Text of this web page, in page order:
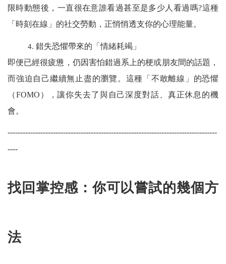
限時動態後，一直很在意誰看過甚至是多少人看過嗎?這種
「時刻在線」的社交勞動，正悄悄透支你的心理能量。
4. 錯失恐懼帶來的「情緒耗竭」
即便已經很疲憊，仍因害怕錯過系上的梗或朋友間的話題，
而強迫自己繼續無止盡的瀏覽。這種「不敢離線」的恐懼
（FOMO），讓你失去了與自己深度對話、真正休息的機
會。
-----------------------------------------------------------------------------------
----
找回掌控感：你可以嘗試的幾個方
法